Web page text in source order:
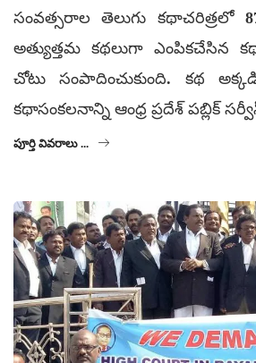
సంవత్సరాల తెలుగు
అత్యుత్తమ కథలుగా ఎంపికచేసిన
చోటు సంపాదించుకుంది. కథ
కథాసంకలనాన్ని ఆంధ్ర ప్రదేశ్ పబ్లిక్
పూర్తి వివరాలు ...